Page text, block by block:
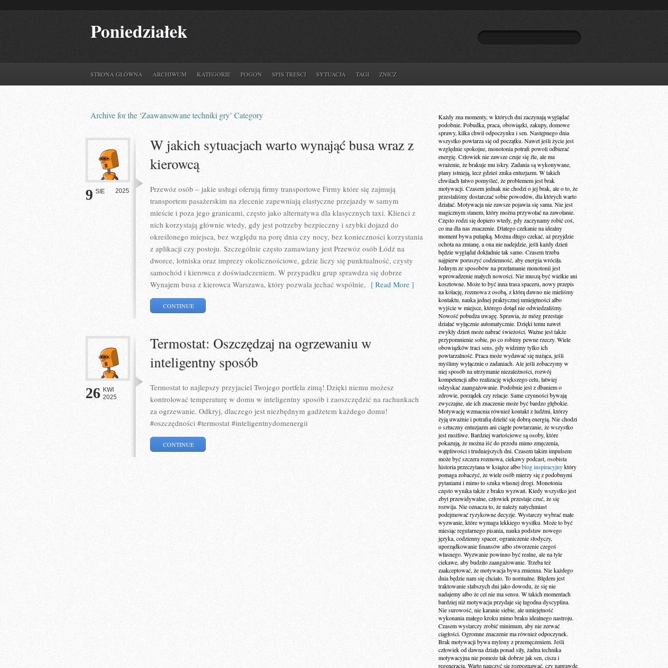
Poniedziałek
STRONA GŁÓWNA ARCHIWUM KATEGORIE POGOŃ SPIS TREŚCI SYTUACJA TAGI ZNICZ
Archive for the ‘Zaawansowane techniki gry’ Category
9 SIE 2025
W jakich sytuacjach warto wynająć busa wraz z
kierowcą
Przewóz osób – jakie usługi oferują firmy transportowe Firmy które się zajmują
transportem pasażerskim na zlecenie zapewniają elastyczne przejazdy w samym
mieście i poza jego granicami, często jako alternatywa dla klasycznych taxi. Klienci z
nich korzystają głównie wtedy, gdy jest potrzeby bezpieczny i szybki dojazd do
określonego miejsca, bez względu na porę dnia czy nocy, bez konieczności korzystania
z aplikacji czy postoju. Szczególnie często zamawiany jest Przewóz osób Łódź na
dworce, lotniska oraz imprezy okolicznościowe, gdzie liczy się punktualność, czysty
samochód i kierowca z doświadczeniem. W przypadku grup sprawdza się dobrze
Wynajem busa z kierowca Warszawa, który pozwala jechać wspólnie, [ Read More ]
CONTINUE
26 KWI
2025
Termostat: Oszczędzaj na ogrzewaniu w
inteligentny sposób
Termostat to najlepszy przyjaciel Twojego portfela zimą! Dzięki niemu możesz
kontrolować temperaturę w domu w inteligentny sposób i zaoszczędzić na rachunkach
za ogrzewanie. Odkryj, dlaczego jest niezbędnym gadżetem każdego domu!
#oszczędności #termostat #inteligentnydomenergii
CONTINUE
Każdy zna momenty, w których dni zaczynają wyglądać
podobnie. Pobudka, praca, obowiązki, zakupy, domowe
sprawy, kilka chwil odpoczynku i sen. Następnego dnia
wszystko powtarza się od początku. Nawet jeśli życie jest
względnie spokojne, monotonia potrafi powoli odbierać
energię. Człowiek nie zawsze czuje się źle, ale ma
wrażenie, że brakuje mu iskry. Zadania są wykonywane,
plany istnieją, lecz gdzieś znika entuzjazm. W takich
chwilach łatwo pomyśleć, że problemem jest brak
motywacji. Czasem jednak nie chodzi o jej brak, ale o to, że
przestaliśmy dostarczać sobie powodów, dla których warto
działać. Motywacja nie zawsze pojawia się sama. Nie jest
magicznym stanem, który można przywołać na zawołanie.
Często rodzi się dopiero wtedy, gdy zaczynamy robić coś,
co ma dla nas znaczenie. Dlatego czekanie na idealny
moment bywa pułapką. Można długo czekać, aż przyjdzie
ochota na zmianę, a ona nie nadejdzie, jeśli każdy dzień
będzie wyglądał dokładnie tak samo. Czasem trzeba
najpierw poruszyć codzienność, aby energia wróciła.
Jednym ze sposobów na przełamanie monotonii jest
wprowadzenie małych nowości. Nie muszą być wielkie ani
kosztowne. Może to być inna trasa spaceru, nowy przepis
na kolację, rozmowa z osobą, z którą dawno nie mieliśmy
kontaktu, nauka jednej praktycznej umiejętności albo
wyjście w miejsce, którego dotąd nie odwiedzaliśmy.
Nowość pobudza uwagę. Sprawia, że mózg przestaje
działać wyłącznie automatycznie. Dzięki temu nawet
zwykły dzień może nabrać świeżości. Ważne jest także
przypomnienie sobie, po co robimy pewne rzeczy. Wiele
obowiązków traci sens, gdy widzimy tylko ich
powtarzalność. Praca może wydawać się nużąca, jeśli
myślimy wyłącznie o zadaniach. Ale jeśli zobaczymy w
niej sposób na utrzymanie niezależności, rozwój
kompetencji albo realizację większego celu, łatwiej
odzyskać zaangażowanie. Podobnie jest z dbaniem o
zdrowie, porządek czy relacje. Same czynności bywają
zwyczajne, ale ich znaczenie może być bardzo głębokie.
Motywację wzmacnia również kontakt z ludźmi, którzy
żyją uważnie i potrafią dzielić się dobrą energią. Nie chodzi
o sztuczny entuzjazm ani ciągłe powtarzanie, że wszystko
jest możliwe. Bardziej wartościowe są osoby, które
pokazują, że można iść do przodu mimo zmęczenia,
wątpliwości i trudniejszych dni. Czasem takim impulsem
może być szczera rozmowa, ciekawy podcast, osobista
historia przeczytana w książce alboblog inspiracyjnyktóry
pomaga zobaczyć, że wiele osób mierzy się z podobnymi
pytaniami i mimo to szuka własnej drogi. Monotonia
często wynika także z braku wyzwań. Kiedy wszystko jest
zbyt przewidywalne, człowiek przestaje czuć, że się
rozwija. Nie oznacza to, że należy natychmiast
podejmować ryzykowne decyzje. Wystarczy wybrać małe
wyzwanie, które wymaga lekkiego wysiłku. Może to być
miesiąc regularnego pisania, nauka podstaw nowego
języka, codzienny spacer, ograniczenie słodyczy,
uporządkowanie finansów albo stworzenie czegoś
własnego. Wyzwanie powinno być realne, ale na tyle
ciekawe, aby budziło zaangażowanie. Trzeba też
zaakceptować, że motywacja bywa zmienna. Nie każdego
dnia będzie nam się chciało. To normalne. Błędem jest
traktowanie słabszych dni jako dowodu, że się nie
nadajemy albo że cel nie ma sensu. W takich momentach
bardziej niż motywacja przydaje się łagodna dyscyplina.
Nie surowość, nie karanie siebie, ale umiejętność
wykonania małego kroku mimo braku idealnego nastroju.
Czasem wystarczy zrobić minimum, aby nie zerwać
ciągłości. Ogromne znaczenie ma również odpoczynek.
Brak motywacji bywa mylony z przemęczeniem. Jeśli
człowiek od dawna działa ponad siły, żadna technika
motywacyjna nie pomoże tak dobrze jak sen, cisza i
regeneracja. Warto nauczyć się rozpoznawać, czy naprawdę